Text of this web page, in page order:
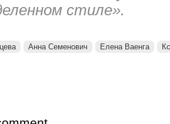
стиле».
Анна Семенович Елена Ваенга